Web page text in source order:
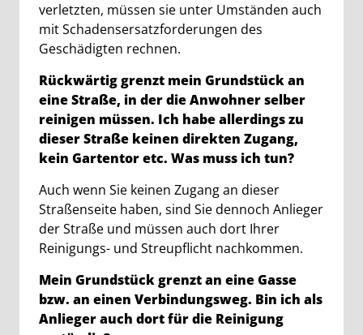
verletzten, müssen sie unter Umständen auch
mit Schadensersatzforderungen des
Geschädigten rechnen.
Rückwärtig grenzt mein Grundstück an
eine Straße, in der die Anwohner selber
reinigen müssen. Ich habe allerdings zu
dieser Straße keinen direkten Zugang,
kein Gartentor etc. Was muss ich tun?
Auch wenn Sie keinen Zugang an dieser
Straßenseite haben, sind Sie dennoch Anlieger
der Straße und müssen auch dort Ihrer
Reinigungs- und Streupflicht nachkommen.
Mein Grundstück grenzt an eine Gasse
bzw. an einen Verbindungsweg. Bin ich als
Anlieger auch dort für die Reinigung